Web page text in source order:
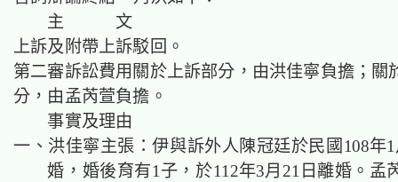
主 文
上訴及附帶上訴駁回。
第二審訴訟費用關於上訴部分，由洪佳寧負擔；關
分，由孟芮萱負擔。
事實及理由
一、洪佳寧主張：伊與訴外人陳冠廷於民國108年
婚，婚後育有1子，於112年3月21日離婚。孟